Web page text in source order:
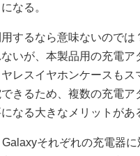
なる。
するなら意味ないので
いが、本製品用の充電ア
レスイヤホンケースもス
きるため、複数の充電ア
なる大きなメリットがあ
それぞれの充電器に